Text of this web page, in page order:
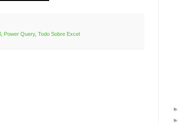
Power Query, Todo Sobre Excel
►
►